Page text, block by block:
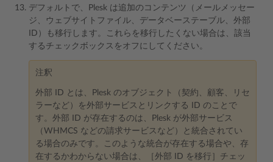
デフォルトで、Plesk は追加のコンテンツ（メールメッセー
ジ、ウェブサイトファイル、データベーステーブル、外部
ID）も移行します。これらを移行したくない場合は、該当
するチェックボックスをオフにしてください。
注釈
外部 ID とは、Plesk のオブジェクト（契約、顧客、リセ
ラーなど）を外部サービスとリンクする ID のことで
す。外部 ID が存在するのは、Plesk が外部サービス
（WHMCS などの請求サービスなど）と統合されてい
る場合のみです。このような統合が存在する場合や、存
在するかわからない場合は、［外部 ID を移行］チェッ